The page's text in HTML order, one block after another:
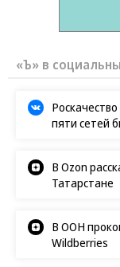
В Ozon
В ООН